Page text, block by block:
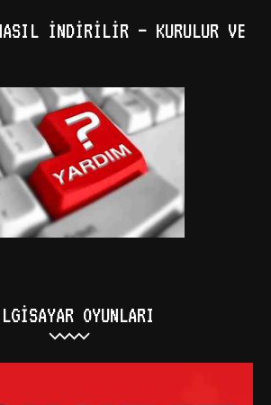
İNDIRILIR – KURULUR VE
OYUNLARI